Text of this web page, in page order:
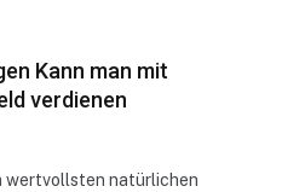
Kann man mit
verdienen
wertvollsten natürlichen